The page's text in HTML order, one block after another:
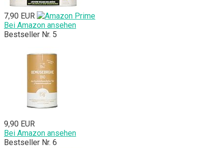
7,90 EUR
Bei Amazon ansehen
Bestseller Nr. 5
9,90 EUR
Bei Amazon ansehen
Bestseller Nr. 6